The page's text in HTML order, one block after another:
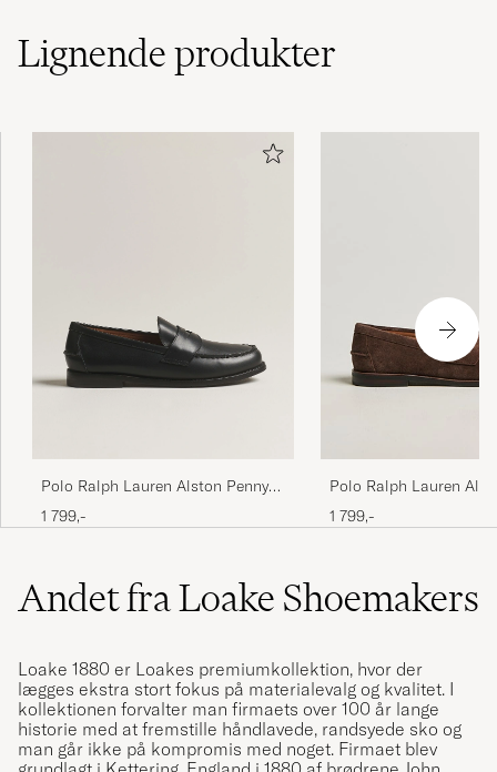
Lignendeprodukter
Polo Ralph Lauren Alston Penny
Loafers Black Calf
1 799,-
Polo Ralph Lauren
Penny Loafers Dark
1 799,-
Andet fra Loake Shoemakers
Loake 1880 er Loakes premiumkollektion, hvor der
lægges ekstra stort fokus på materialevalg og kvalitet. I
kollektionen forvalter man firmaets over 100 år lange
historie med at fremstille håndlavede, randsyede sko og
man går ikke på kompromis med noget. Firmaet blev